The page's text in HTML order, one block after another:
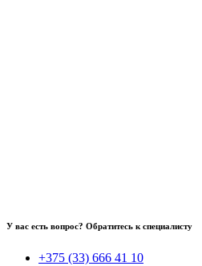
У вас есть вопрос? Обратитесь к специалисту
+375 (33) 666 41 10